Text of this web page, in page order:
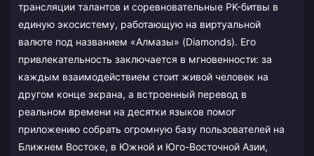
трансляции талантов и соревновательные PK-битвы в
единую экосистему, работающую на виртуальной
валюте под названием «Алмазы» (Diamonds). Его
привлекательность заключается в мгновенности: за
каждым взаимодействием стоит живой человек на
другом конце экрана, а встроенный перевод в
реальном времени на десятки языков помог
приложению собрать огромную базу пользователей на
Ближнем Востоке, в Южной и Юго-Восточной Азии,